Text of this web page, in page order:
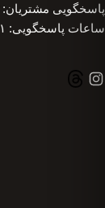
پاسخگویی مشتریان:
ساعات پاسخگویی: ۱۱ الی ۲۱ (روزهای غیر تعطیل)